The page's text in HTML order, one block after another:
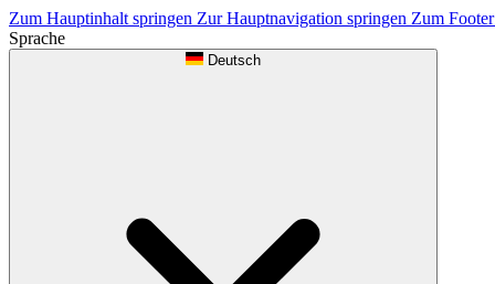
Zum Hauptinhalt springen Zur Hauptnavigation springen Zum
Sprache
Deutsch